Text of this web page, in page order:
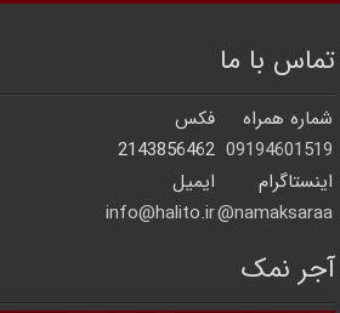
تماس با ما
شماره همراه
فکس
09194601519
2143856462
اینستاگرام
ایمیل
namaksaraa@
info@halito.ir
آجر نمک